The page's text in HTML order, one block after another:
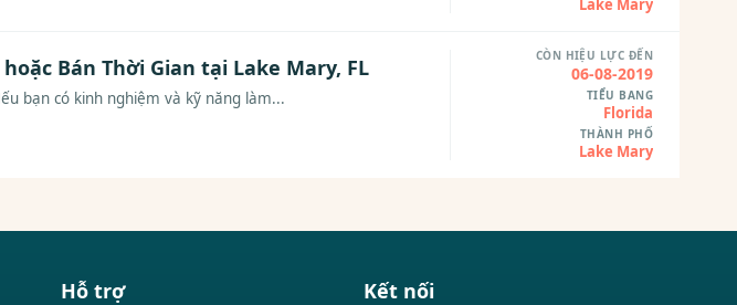
Lake Mary
Bán Thời Gian tại Lake Mary, FL
bạn có kinh nghiệm và kỹ năng làm...
CÒN HIỆU LỰC ĐẾN
06-08-2019
TIỂU BANG
Florida
THÀNH PHỐ
Lake Mary
Hỗ trợ Kết nối